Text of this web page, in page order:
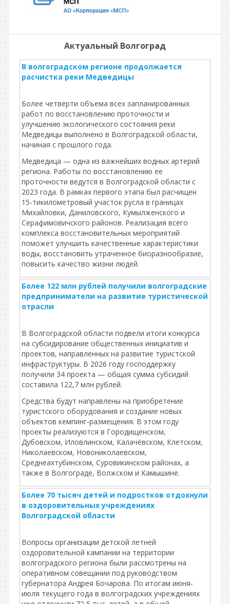
Актуальный Волгоград
В волгоградском регионе продолжается
расчистка реки Медведицы
Более четверти объема всех запланированных
работ по восстановлению проточности и
улучшению экологического состояния реки
Медведицы выполнено в Волгоградской области,
начиная с прошлого года.
Медведица — одна из важнейших водных артерий
региона. Работы по восстановлению ее
проточности ведутся в Волгоградской области с
2023 года. В рамках первого этапа был расчищен
15-тикилометровый участок русла в границах
Михайловки, Даниловского, Кумылженского и
Серафимовичского районов. Реализация всего
комплекса восстановительных мероприятий
поможет улучшить качественные характеристики
воды, восстановить утраченное биоразнообразие,
повысить качество жизни людей.
Более 122 млн рублей получили волгоградские
предприниматели на развитие туристической
отрасли
В Волгоградской области подвели итоги конкурса
на субсидирование общественных инициатив и
проектов, направленных на развитие туристской
инфраструктуры. В 2026 году господдержку
получили 34 проекта — общая сумма субсидий
составила 122,7 млн рублей.
Средства будут направлены на приобретение
туристского оборудования и создание новых
объектов кемпинг‑размещения. В этом году
проекты реализуются в Городищенском,
Дубовском, Иловлинском, Калачёвском, Клетском,
Николаевском, Новониколаевском,
Среднеахтубинском, Суровикинском районах, а
также в Волгограде, Волжском и Камышине.
Более 70 тысяч детей и подростков отдохнули
в оздоровительных учреждениях
Волгоградской области
Вопросы организации детской летней
оздоровительной кампании на территории
волгоградского региона были рассмотрены на
оперативном совещании под руководством
губернатора Андрея Бочарова. По итогам июня-
июля текущего года в волгоградских учреждениях